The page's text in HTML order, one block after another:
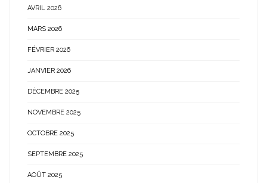
AVRIL 2026
MARS 2026
FÉVRIER 2026
JANVIER 2026
DÉCEMBRE 2025
NOVEMBRE 2025
OCTOBRE 2025
SEPTEMBRE 2025
AOÛT 2025